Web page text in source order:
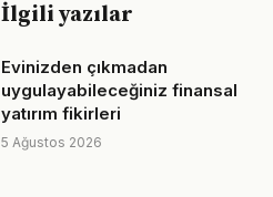
İlgili yazılar
Evinizden çıkmadan
uygulayabileceğiniz finansal
yatırım fikirleri
5 Ağustos 2026